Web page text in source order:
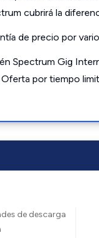
cubrirá la
de precio por
Spectrum Gig
por tiempo
de descarga